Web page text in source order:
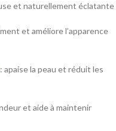
et naturellement éclatante
et améliore l’apparence
: apaise la peau et réduit les
et aide à maintenir